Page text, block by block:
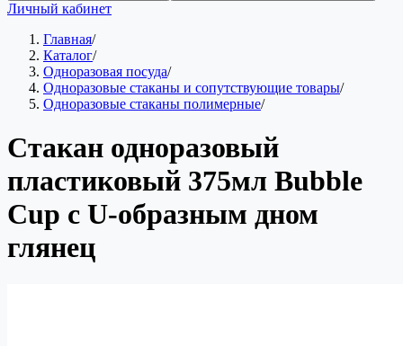
Личный кабинет
Главная/
Каталог/
Одноразовая посуда/
Одноразовые стаканы и сопутствующие товары/
Одноразовые стаканы полимерные/
Стакан одноразовый
пластиковый 375мл Bubble
Cup с U-образным дном
глянец